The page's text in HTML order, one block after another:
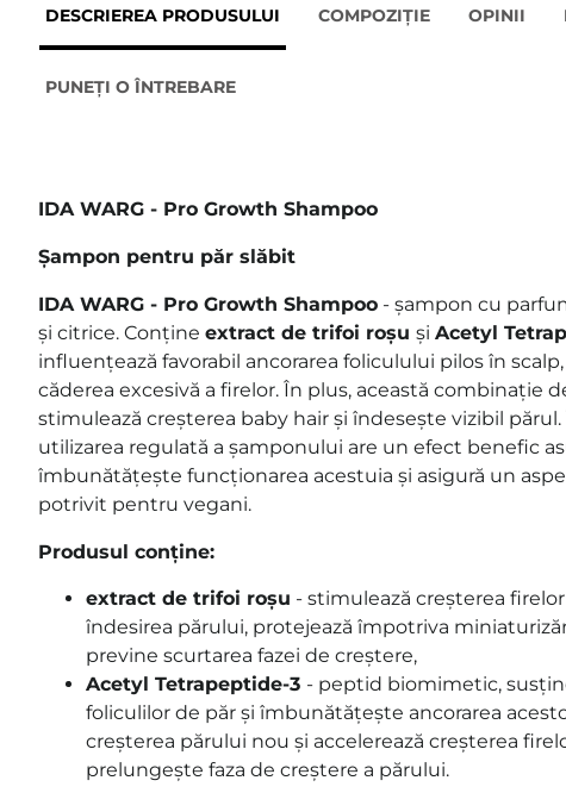
DESCRIEREA PRODUSULUI COMPOZIȚIE OPINII
PUNEȚI O ÎNTREBARE
IDA WARG - Pro Growth Shampoo
Șampon pentru păr slăbit
IDA WARG - Pro Growth Shampoo - șampon cu
și citrice. Conține extract de trifoi roșu și Acetyl
influențează favorabil ancorarea foliculului pilos în
căderea excesivă a firelor. În plus, această combinație
stimulează creșterea baby hair și îndesește vizibil
utilizarea regulată a șamponului are un efect benefic
îmbunătățește funcționarea acestuia și asigură un
potrivit pentru vegani.
Produsul conține:
extract de trifoi roșu - stimulează creșterea
îndesirea părului, protejează împotriva
previne scurtarea fazei de creștere,
Acetyl Tetrapeptide-3 - peptid biomimetic,
foliculilor de păr și îmbunătățește ancorarea
creșterea părului nou și accelerează creșterea
prelungește faza de creștere a părului.